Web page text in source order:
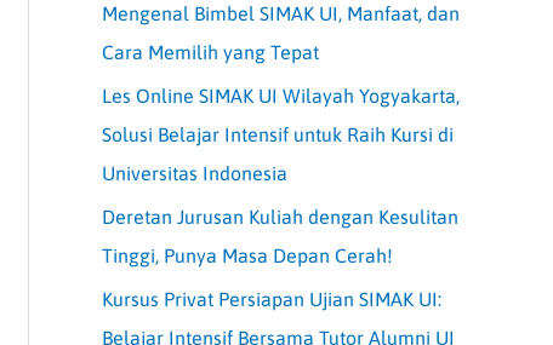
Mengenal Bimbel SIMAK UI, Manfaat, dan
Cara Memilih yang Tepat
Les Online SIMAK UI Wilayah Yogyakarta,
Solusi Belajar Intensif untuk Raih Kursi di
Universitas Indonesia
Deretan Jurusan Kuliah dengan Kesulitan
Tinggi, Punya Masa Depan Cerah!
Kursus Privat Persiapan Ujian SIMAK UI:
Belajar Intensif Bersama Tutor Alumni UI